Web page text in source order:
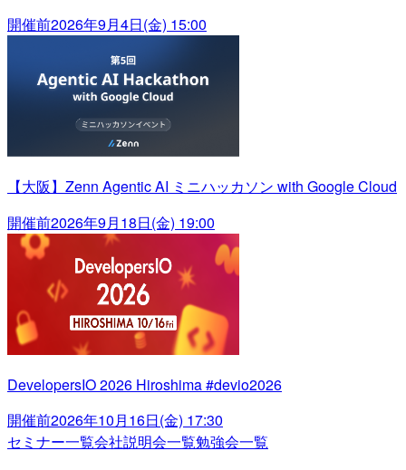
開催前2026年9月4日(金) 15:00
【大阪】Zenn Agentic AI ミニハッカソン with Google Cloud
開催前2026年9月18日(金) 19:00
DevelopersIO 2026 Hiroshima #devio2026
開催前2026年10月16日(金) 17:30
セミナー一覧会社説明会一覧勉強会一覧